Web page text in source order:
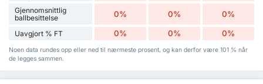
Gjennomsnittlig
ballbesittelse
0% 0% 0%
Uavgjort % FT 0% 0% 0%
Noen data rundes opp eller ned til nærmeste prosent, og kan derfor være 101 % når
de legges sammen.